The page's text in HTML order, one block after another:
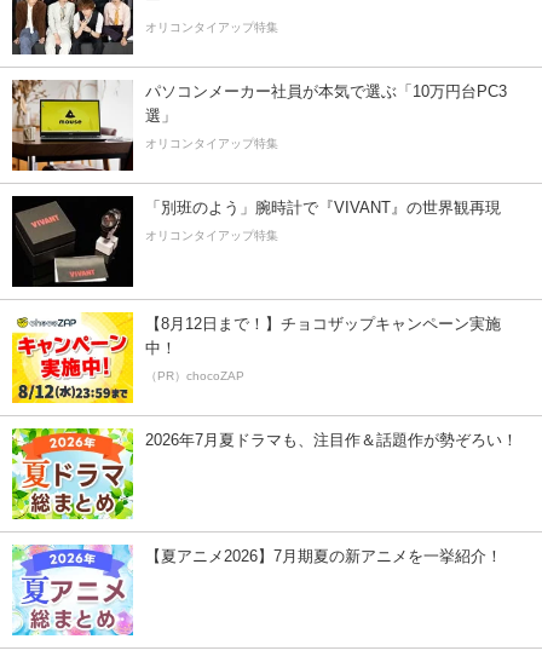
オリコンタイアップ特集
パソコンメーカー社員が本気で選ぶ「10万円台PC3
選」
オリコンタイアップ特集
「別班のよう」腕時計で『VIVANT』の世界観再現
オリコンタイアップ特集
【8月12日まで！】チョコザップキャンペーン実施
中！
（PR）chocoZAP
2026年7月夏ドラマも、注目作＆話題作が勢ぞろい！
【夏アニメ2026】7月期夏の新アニメを一挙紹介！